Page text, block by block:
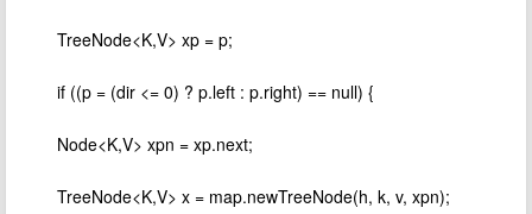
​ TreeNode<K,V> xp = p;
​ if ((p = (dir <= 0) ? p.left : p.right) == null) {
​ Node<K,V> xpn = xp.next;
​ TreeNode<K,V> x = map.newTreeNode(h, k, v, xpn);